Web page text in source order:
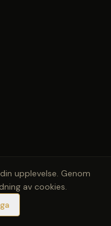
upplevelse. Genom
av cookies.